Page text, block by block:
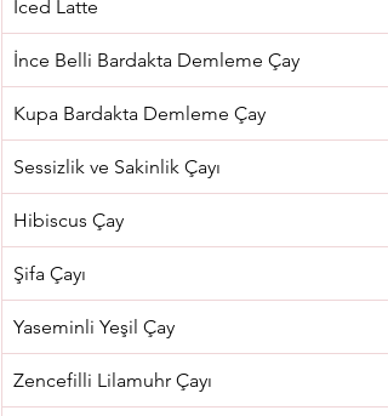
Iced Latte
İnce Belli Bardakta Demleme Çay
Kupa Bardakta Demleme Çay
Sessizlik ve Sakinlik Çayı
Hibiscus Çay
Şifa Çayı
Yaseminli Yeşil Çay
Zencefilli Lilamuhr Çayı